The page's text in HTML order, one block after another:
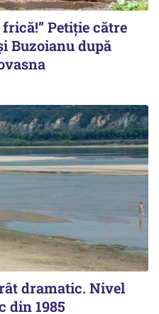
Petiție către
Buzoianu după
dramatic. Nivel
din 1985